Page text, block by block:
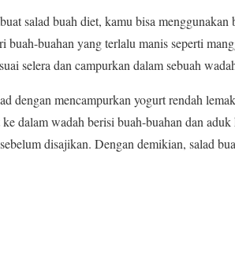
salad buah diet, kamu bisa
buah-buahan yang terlalu manis seperti
selera dan campurkan dalam sebuah
dengan mencampurkan yogurt rendah
ke dalam wadah berisi buah-buahan dan
disajikan. Dengan demikian, salad